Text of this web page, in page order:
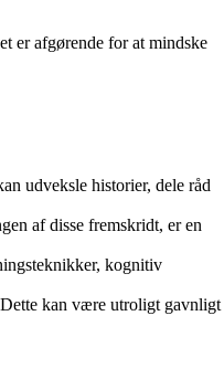
er afgørende for at mindske
udveksle historier, dele råd
af disse fremskridt, er en
kognitiv
kan være utroligt gavnligt